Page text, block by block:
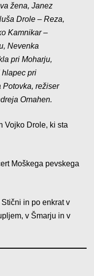
žena, Janez
Drole – Reza,
Kamnikar –
Nevenka
pri Moharju,
hlapec pri
Potovka, režiser
Omahen.
Vojko Drole, ki sta
Moškega pevskega
in po enkrat v
v Šmarju in v